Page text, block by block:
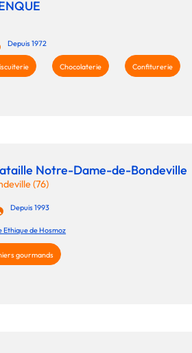
Depuis 1972
Chocolaterie Confiturerie
Notre-Dame-de-Bondeville
(76)
Depuis 1993
Ethique de Hosmoz
gourmands